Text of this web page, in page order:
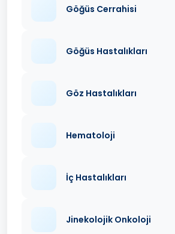
Göğüs Cerrahisi
Göğüs Hastalıkları
Göz Hastalıkları
Hematoloji
İç Hastalıkları
Jinekolojik Onkoloji